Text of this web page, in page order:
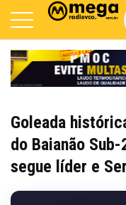
Goleada
do Baianão
segue líder e